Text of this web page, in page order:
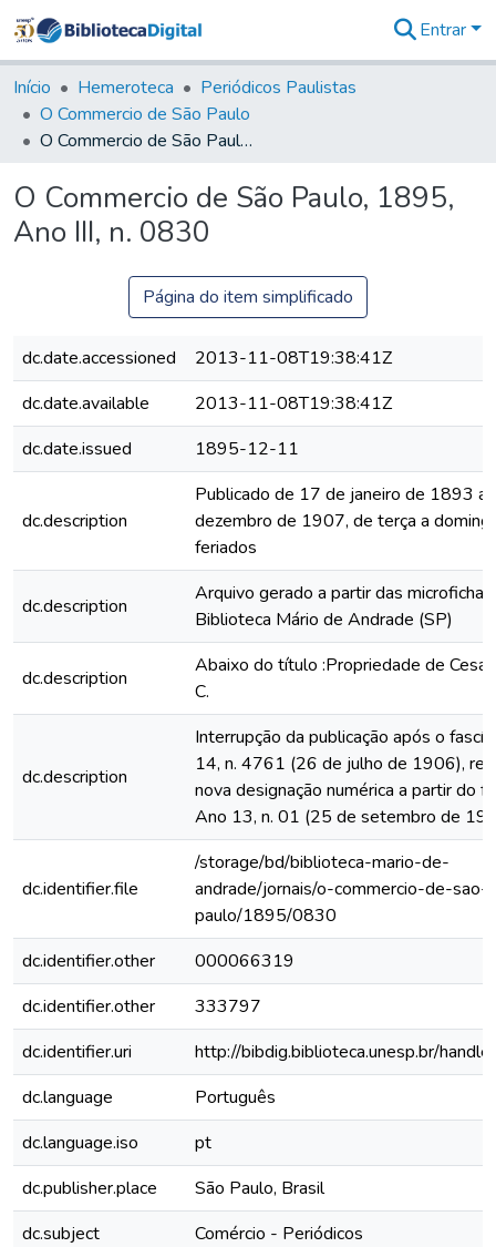
&
Coleções
Tudo na
Biblioteca
Estatísticas
Entrar
Início Hemeroteca
Periódicos Paulistas
O Commercio de São Paulo
O Commercio de São Paulo, 1895, Ano III, n. 0830
O Commercio de São Paulo, 1895,
Ano III, n. 0830
Página do item simplificado
dc.date.accessioned
2013-11-08T19:38:41Z
dc.date.available
2013-11-08T19:38:41Z
dc.date.issued
1895-12-11
dc.description
Publicado de 17 de janeiro de 1893 a
dezembro de 1907, de terça a
feriados
dc.description
Arquivo gerado a partir das
Biblioteca Mário de Andrade (SP)
dc.description
Abaixo do título :Propriedade de
C.
dc.description
Interrupção da publicação após o
14, n. 4761 (26 de julho de 1906),
nova designação numérica a partir do
Ano 13, n. 01 (25 de setembro de
dc.identifier.file
/storage/bd/biblioteca-mario-de-
andrade/jornais/o-commercio-de-sao-
paulo/1895/0830
dc.identifier.other
000066319
dc.identifier.other
333797
dc.identifier.uri
http://bibdig.biblioteca.unesp.br/
dc.language
Português
dc.language.iso
pt
dc.publisher.place
São Paulo, Brasil
dc.subject
Comércio - Periódicos